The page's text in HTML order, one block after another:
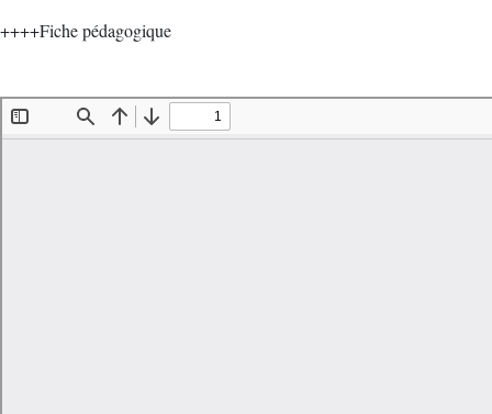
++++Fiche pédagogique